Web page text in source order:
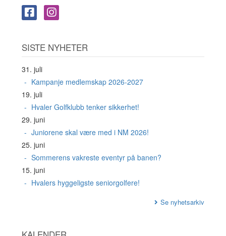
SISTE NYHETER
31. juli
Kampanje medlemskap 2026-2027
19. juli
Hvaler Golfklubb tenker sikkerhet!
29. juni
Juniorene skal være med i NM 2026!
25. juni
Sommerens vakreste eventyr på banen?
15. juni
Hvalers hyggeligste seniorgolfere!
Se nyhetsarkiv